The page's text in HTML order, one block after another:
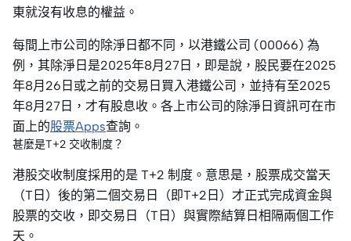
東就沒有收息的權益。
每間上市公司的除淨日都不同，以港鐵公司 (00066) 為
例，其除淨日是2025年8月27日，即是說，股民要在2025
年8月26日或之前的交易日買入港鐵公司，並持有至2025
年8月27日，才有股息收。各上市公司的除淨日資訊可在市
面上的股票Apps查詢。
甚麼是T+2 交收制度？
港股交收制度採用的是 T+2 制度。意思是，股票成交當天
（T日）後的第二個交易日（即T+2日）才正式完成資金與
股票的交收，即交易日（T日）與實際結算日相隔兩個工作
天。